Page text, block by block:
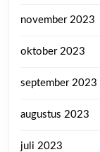
november 2023
oktober 2023
september 2023
augustus 2023
juli 2023